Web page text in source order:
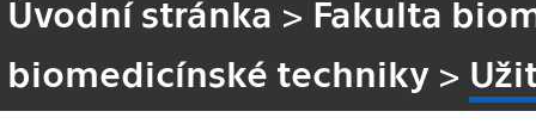
Úvodní stránka > Fakulta
biomedicínské techniky >